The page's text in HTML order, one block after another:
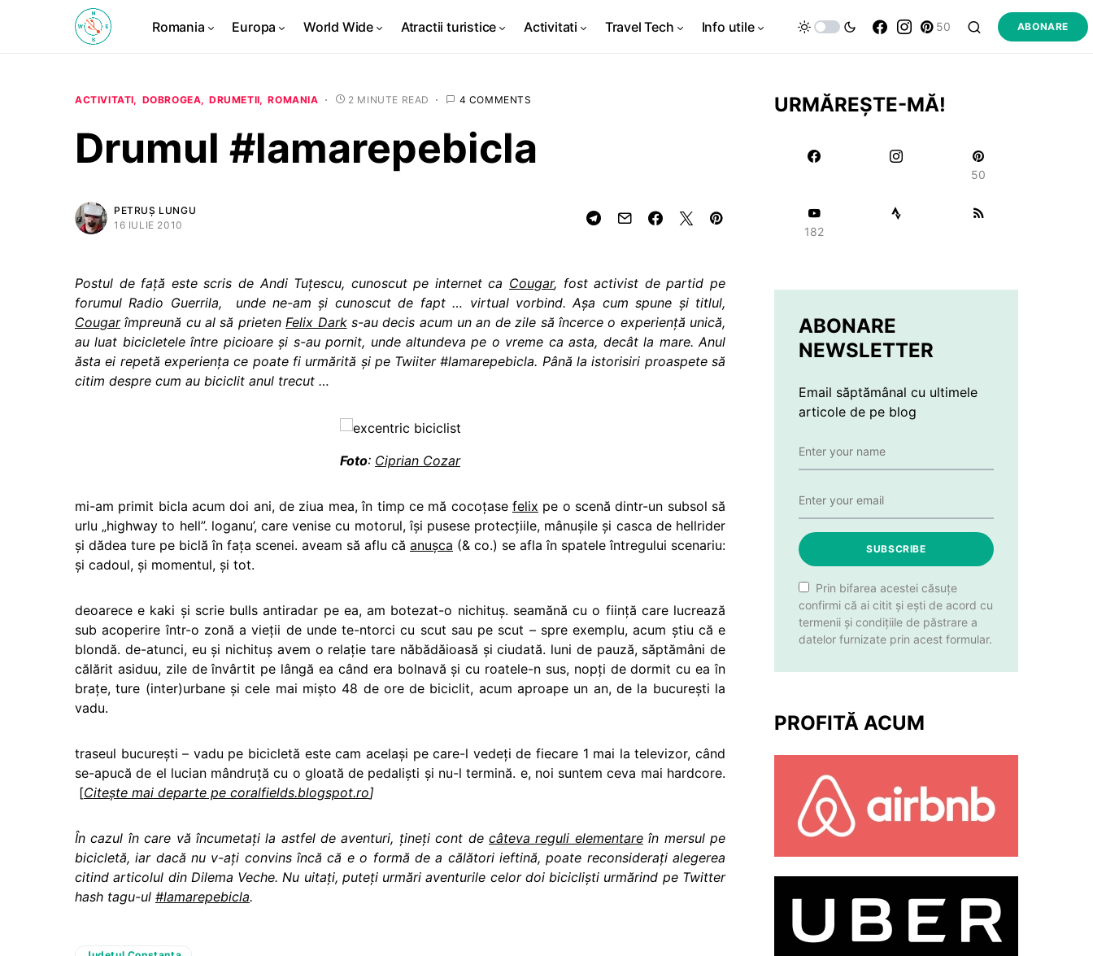
Romania Europa World Wide Atractii turistice Activitati Travel Tech Info utile 50 ABONARE
ACTIVITATI DOBROGEA DRUMETII ROMANIA 2 MINUTE READ 4 COMMENTS
Drumul #lamarepebicla
PETRUȘ LUNGU
16 IULIE 2010
Postul de faţă este scris de Andi Tuţescu, cunoscut pe internet ca Cougar, fost activist de partid pe
forumul Radio Guerrila, unde ne-am şi cunoscut de fapt … virtual vorbind. Aşa cum spune şi titlul,
Cougarîmpreună cu al să prietenFelix Darks-au decis acum un an de zile să încerce o experienţă unică,
au luat bicicletele între picioare şi s-au pornit, unde altundeva pe o vreme ca asta, decât la mare. Anul
ăsta ei repetă experienţa ce poate fi urmărită şi pe Twiiter #lamarepebicla. Până la istorisiri proaspete să
citim despre cum au biciclit anul trecut …
Foto: Ciprian Cozar
mi-am primit bicla acum doi ani, de ziua mea, în timp ce mă cocoţase felix pe o scenă dintr-un subsol să
urlu „highway to hell”. loganu’, care venise cu motorul, îşi pusese protecţiile, mânuşile şi casca de hellrider
şi dădea ture pe biclă în faţa scenei. aveam să aflu că anuşca (& co.) se afla în spatele întregului scenariu:
şi cadoul, şi momentul, şi tot.
deoarece e kaki şi scrie bulls antiradar pe ea, am botezat-o nichituş. seamănă cu o fiinţă care lucrează
sub acoperire într-o zonă a vieţii de unde te-ntorci cu scut sau pe scut – spre exemplu, acum ştiu că e
blondă. de-atunci, eu şi nichituş avem o relaţie tare năbădăioasă şi ciudată. luni de pauză, săptămâni de
călărit asiduu, zile de învârtit pe lângă ea când era bolnavă şi cu roatele-n sus, nopţi de dormit cu ea în
braţe, ture (inter)urbane şi cele mai mişto 48 de ore de biciclit, acum aproape un an, de la bucureşti la
vadu.
traseul bucureşti – vadu pe bicicletă este cam acelaşi pe care-l vedeţi de fiecare 1 mai la televizor, când
se-apucă de el lucian mândruţă cu o gloată de pedalişti şi nu-l termină. e, noi suntem ceva mai hardcore.
[Citește mai departe pe coralfields.blogspot.ro]
În cazul în care vă încumetaţi la astfel de aventuri, ţineţi cont decâteva reguli elementareîn mersul pe
bicicletă, iar dacă nu v-aţi convins încă că e o formă de a călători ieftină, poate reconsideraţi alegerea
citind articolul din Dilema Veche. Nu uitaţi, puteţi urmări aventurile celor doi biciclişti urmărind pe Twitter
hash tagu-ul #lamarepebicla.
URMĂREȘTE-MĂ!
50
182
ABONARE
NEWSLETTER
Email săptămânal cu ultimele
articole de pe blog
SUBSCRIBE
Prin bifarea acestei căsuțe
confirmi că ai citit și ești de acord cu
termenii și condițiile de păstrare a
datelor furnizate prin acest formular.
PROFITĂ ACUM